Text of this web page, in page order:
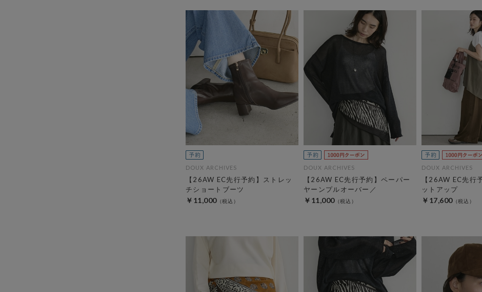
DOUX ARCHIVES
【26AW EC先行予約】ストレッ
チショートブーツ
￥11,000
DOUX ARCHIVES
【26AW EC先行予約】ペーパー
ヤーンプルオーバー／
￥11,000
DOUX ARCHIVES
【26AW EC先行
ットアップ
￥17,600